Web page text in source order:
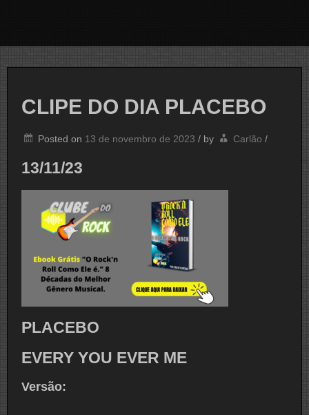
CLIPE DO DIA PLACEBO
Posted on 13 de novembro de 2023 / by Carlão /
13/11/23
PLACEBO
EVERY YOU EVER ME
Versão: